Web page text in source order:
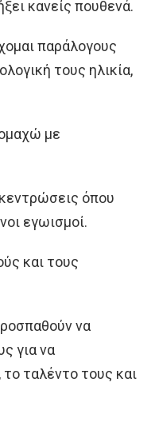
κανείς πουθενά.
παράλογους
τους ηλικία,
με
όπου
εγωισμοί.
και τους
να
για να
το ταλέντο τους και